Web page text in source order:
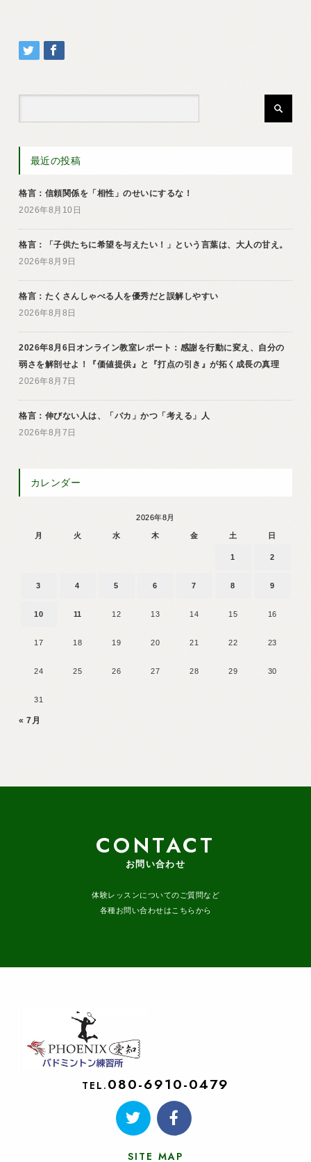
最近の投稿
格言：信頼関係を「相性」のせいにするな！
2026年8月10日
格言：「子供たちに希望を与えたい！」という言葉は、大人の甘え。
2026年8月9日
格言：たくさんしゃべる人を優秀だと誤解しやすい
2026年8月8日
2026年8月6日オンライン教室レポート：感謝を行動に変え、自分の
弱さを解剖せよ！『価値提供』と『打点の引き』が拓く成長の真理
2026年8月7日
格言：伸びない人は、「バカ」かつ「考える」人
2026年8月7日
カレンダー
2026年8月
月 火 水 木 金 土 日
1 2
3 4 5 6 7 8 9
10 11 12 13 14 15 16
17 18 19 20 21 22 23
24 25 26 27 28 29 30
31
« 7月
CONTACT
お問い合わせ
体験レッスンについてのご質問など
各種お問い合わせはこちらから
TEL. 080-6910-0479
SITE MAP